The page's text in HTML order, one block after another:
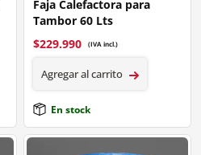
Faja Calefactora para
Tambor 60 Lts
$229.990 (IVA incl.)
Agregar al carrito
En stock